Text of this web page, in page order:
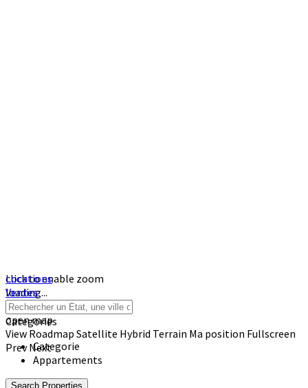
click to enable zoom
loading...
We didn't find any results
open map
View Roadmap Satellite Hybrid Terrain Ma position Fullscreen
Prev Next
Locations
Ventes
Categories
Categorie
Appartements